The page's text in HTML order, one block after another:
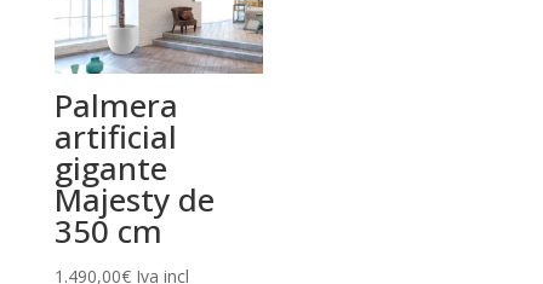
Palmera
artificial
gigante
Majesty de
350 cm
1.490,00€ Iva incl